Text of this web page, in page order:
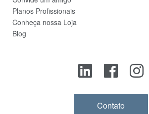
Planos Profissionais
Conheça nossa Loja
Blog
Contato